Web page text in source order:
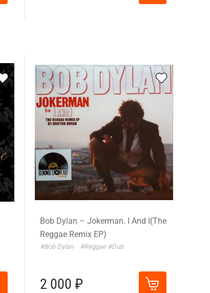
Bob Dylan – Jokerman. I And I(The
Reggae Remix EP)
#Bob Dylan #Reggae #Dub
2 000 ₽